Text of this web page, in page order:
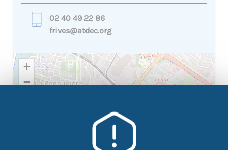
02 40 49 22 86
frives@atdec.org
Fresnel 44300 Nantes
+
−